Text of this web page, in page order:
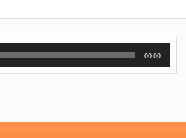
i
n
00:00